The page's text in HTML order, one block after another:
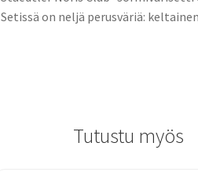
Setissä on neljä perusväriä:
Tutustu myös